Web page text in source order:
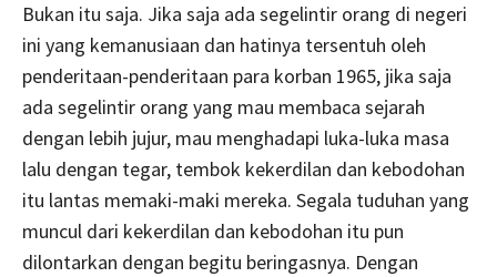
Bukan itu saja. Jika saja ada segelintir orang di negeri
ini yang kemanusiaan dan hatinya tersentuh oleh
penderitaan-penderitaan para korban 1965, jika saja
ada segelintir orang yang mau membaca sejarah
dengan lebih jujur, mau menghadapi luka-luka masa
lalu dengan tegar, tembok kekerdilan dan kebodohan
itu lantas memaki-maki mereka. Segala tuduhan yang
muncul dari kekerdilan dan kebodohan itu pun
dilontarkan dengan begitu beringasnya. Dengan